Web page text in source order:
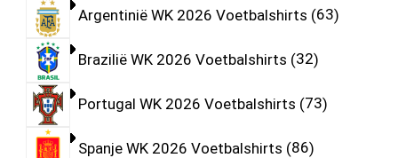
Argentinië WK 2026 Voetbalshirts 63
Brazilië WK 2026 Voetbalshirts 32
Portugal WK 2026 Voetbalshirts 73
Spanje WK 2026 Voetbalshirts 86